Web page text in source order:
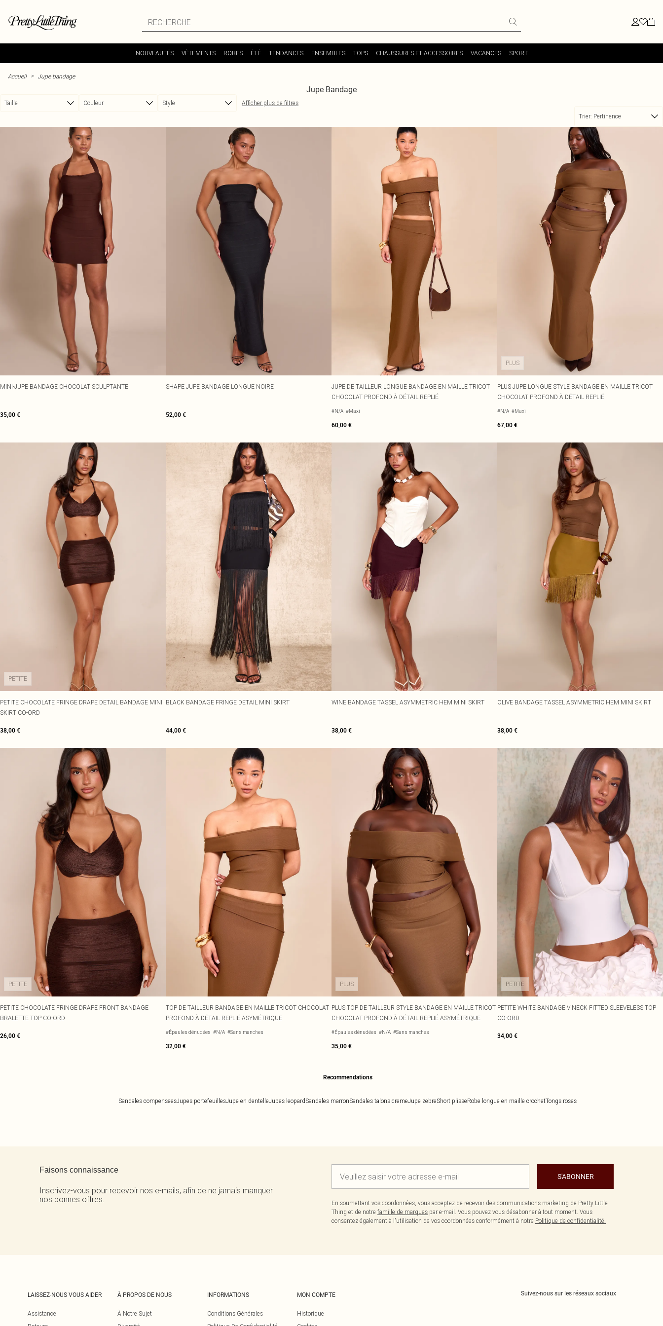
NOUVEAUTÉS VÊTEMENTS ROBES ÉTÉ TENDANCES ENSEMBLES TOPS CHAUSSURES ET ACCESSOIRES VACANCES SPORT
Accueil > Jupe bandage
Jupe Bandage
Taille Couleur Style
Afficher plus de filtres
Trier: Pertinence
MINI-JUPE BANDAGE CHOCOLAT SCULPTANTE
35,00 €
SHAPE JUPE BANDAGE LONGUE NOIRE
52,00 €
JUPE DE TAILLEUR LONGUE BANDAGE EN MAILLE TRICOT
CHOCOLAT PROFOND À DÉTAIL REPLIÉ
#N/A #Maxi
60,00 €
PLUS
PLUS JUPE LONGUE STYLE BANDAGE EN MAILLE TRICOT
CHOCOLAT PROFOND À DÉTAIL REPLIÉ
#N/A #Maxi
67,00 €
PETITE
PETITE CHOCOLATE FRINGE DRAPE DETAIL BANDAGE MINI
SKIRT CO-ORD
38,00 €
BLACK BANDAGE FRINGE DETAIL MINI SKIRT
44,00 €
WINE BANDAGE TASSEL ASYMMETRIC HEM MINI SKIRT
38,00 €
OLIVE BANDAGE TASSEL ASYMMETRIC HEM MINI SKIRT
38,00 €
PETITE
PETITE CHOCOLATE FRINGE DRAPE FRONT BANDAGE
BRALETTE TOP CO-ORD
26,00 €
TOP DE TAILLEUR BANDAGE EN MAILLE TRICOT CHOCOLAT
PROFOND À DÉTAIL REPLIÉ ASYMÉTRIQUE
#Épaules dénudées #N/A #Sans manches
32,00 €
PLUS
PLUS TOP DE TAILLEUR STYLE BANDAGE EN MAILLE TRICOT
CHOCOLAT PROFOND À DÉTAIL REPLIÉ ASYMÉTRIQUE
#Épaules dénudées #N/A #Sans manches
35,00 €
PETITE
PETITE WHITE BANDAGE V NECK FITTED SLEEVELESS TOP
CO-ORD
34,00 €
Recommendations
Sandales compenseesJupes portefeuillesJupe en dentelleJupes leopardSandales marronSandales talons cremeJupe zebreShort plisseRobe longue en maille crochetTongs roses
Faisons connaissance
Inscrivez-vous pour recevoir nos e-mails, afin de ne jamais manquer
nos bonnes offres.
S'ABONNER
En soumettant vos coordonnées, vous acceptez de recevoir des communications marketing de Pretty Little
Thing et de notre famille de marques par e-mail. Vous pouvez vous désabonner à tout moment. Vous
consentez également à l'utilisation de vos coordonnées conformément à notre Politique de confidentialité.
LAISSEZ-NOUS VOUS AIDER
Assistance
À PROPOS DE NOUS
À Notre Sujet
INFORMATIONS
Conditions Générales
MON COMPTE
Historique
Suivez-nous sur les réseaux sociaux